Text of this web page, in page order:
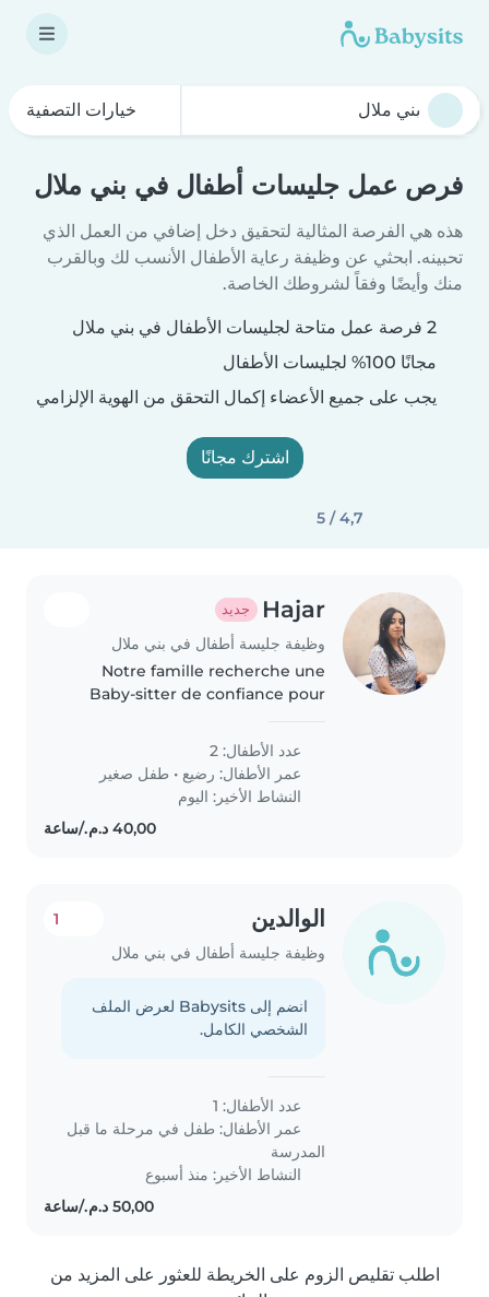
خيارات التصفية
فرص عمل جليسات أطفال في بني ملال
هذه هي الفرصة المثالية لتحقيق دخل إضافي من العمل الذي
تحبينه. ابحثي عن وظيفة رعاية الأطفال الأنسب لك وبالقرب
منك وأيضًا وفقاً لشروطك الخاصة.
2 فرصة عمل متاحة لجليسات الأطفال في بني ملال
مجانًا 100% لجليسات الأطفال
يجب على جميع الأعضاء إكمال التحقق من الهوية الإلزامي
اشترك مجانًا
4,7 / 5
Hajar جديد
وظيفة جليسة أطفال في بني ملال
Notre famille recherche une
Baby-sitter de confiance pour
bébé et un tout-petit. Elle doit
être à l'aise avec la cuisine, le
ménage et l'aide aux devoirs...
عدد الأطفال: 2
عمر الأطفال: رضيع • طفل صغير
النشاط الأخير: اليوم
الوالدين
وظيفة جليسة أطفال في بني ملال
1
انضم إلى Babysits لعرض الملف
الشخصي الكامل.
عدد الأطفال: 1
عمر الأطفال: طفل في مرحلة ما قبل
المدرسة
النشاط الأخير: منذ أسبوع
اطلب تقليص الزوم على الخريطة للعثور على المزيد من